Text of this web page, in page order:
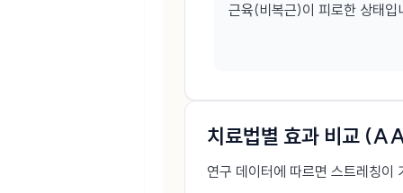
근육(비복근)이 피로한 상태입
치료법별 효과 비교
연구 데이터에 따르면 스트레칭이